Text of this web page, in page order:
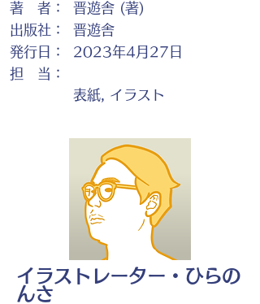
著 者：
出版社：
発行日：
担 当：
晋遊舎 (著)
晋遊舎
2023年4月27日
表紙, イラスト
イラストレーター・ひらの
んさ